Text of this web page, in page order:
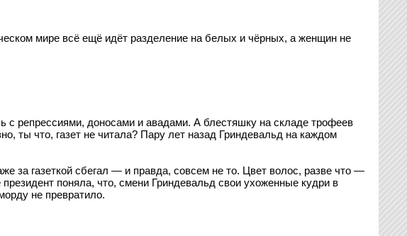
мире всё ещё идёт разделение на белых и чёрных, а женщин не
с репрессиями, доносами и авадами. А блестяшку на складе трофеев
ты что, газет не читала? Пару лет назад Гриндевальд на каждом
за газеткой сбегал — и правда, совсем не то. Цвет волос, разве что —
поняла, что, смени Гриндевальд свои ухоженные кудри в
не превратило.